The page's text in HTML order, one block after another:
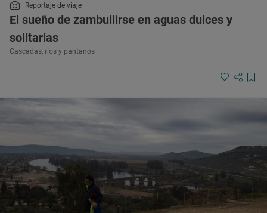
Reportaje de viaje
El sueño de zambullirse en aguas dulces y
solitarias
Cascadas, ríos y pantanos